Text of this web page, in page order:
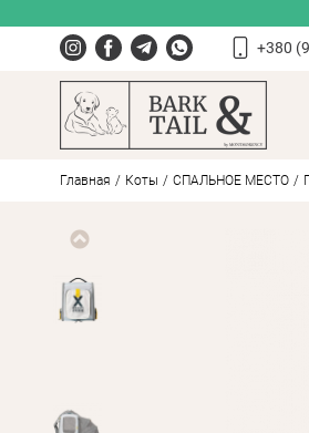
+380
Главная Коты СПАЛЬНОЕ МЕСТО